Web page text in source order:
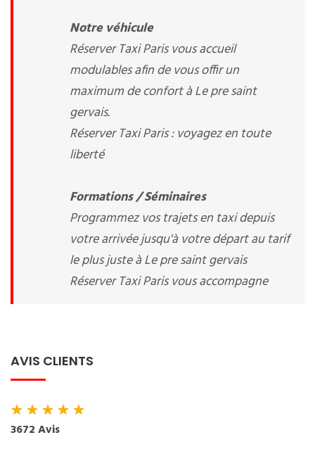
Notre véhicule
Réserver Taxi Paris vous accueil
modulables afin de vous offir un
maximum de confort à Le pre saint
gervais.
Réserver Taxi Paris : voyagez en toute
liberté
Formations / Séminaires
Programmez vos trajets en taxi depuis
votre arrivée jusqu'à votre départ au tarif
le plus juste à Le pre saint gervais
Réserver Taxi Paris vous accompagne
AVIS CLIENTS
★★★★★
3672 Avis